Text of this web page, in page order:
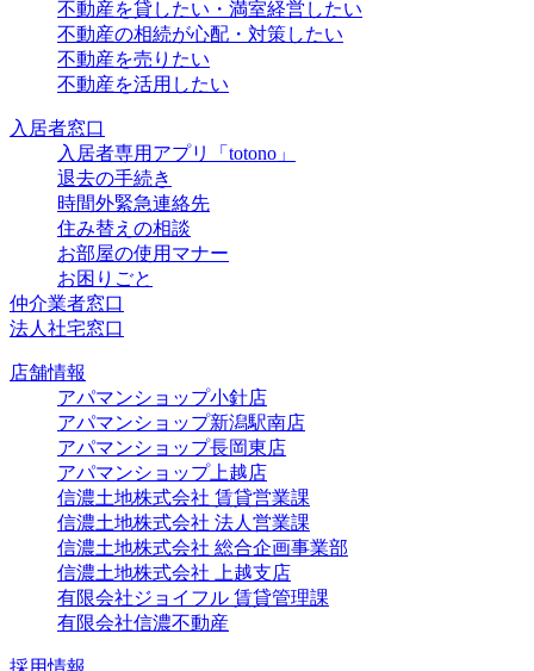
不動産を貸したい・満室経営したい
不動産の相続が心配・対策したい
不動産を売りたい
不動産を活用したい
入居者窓口
入居者専用アプリ「totono」
退去の手続き
時間外緊急連絡先
住み替えの相談
お部屋の使用マナー
お困りごと
仲介業者窓口
法人社宅窓口
店舗情報
アパマンショップ小針店
アパマンショップ新潟駅南店
アパマンショップ長岡東店
アパマンショップ上越店
信濃土地株式会社 賃貸営業課
信濃土地株式会社 法人営業課
信濃土地株式会社 総合企画事業部
信濃土地株式会社 上越支店
有限会社ジョイフル 賃貸管理課
有限会社信濃不動産
採用情報